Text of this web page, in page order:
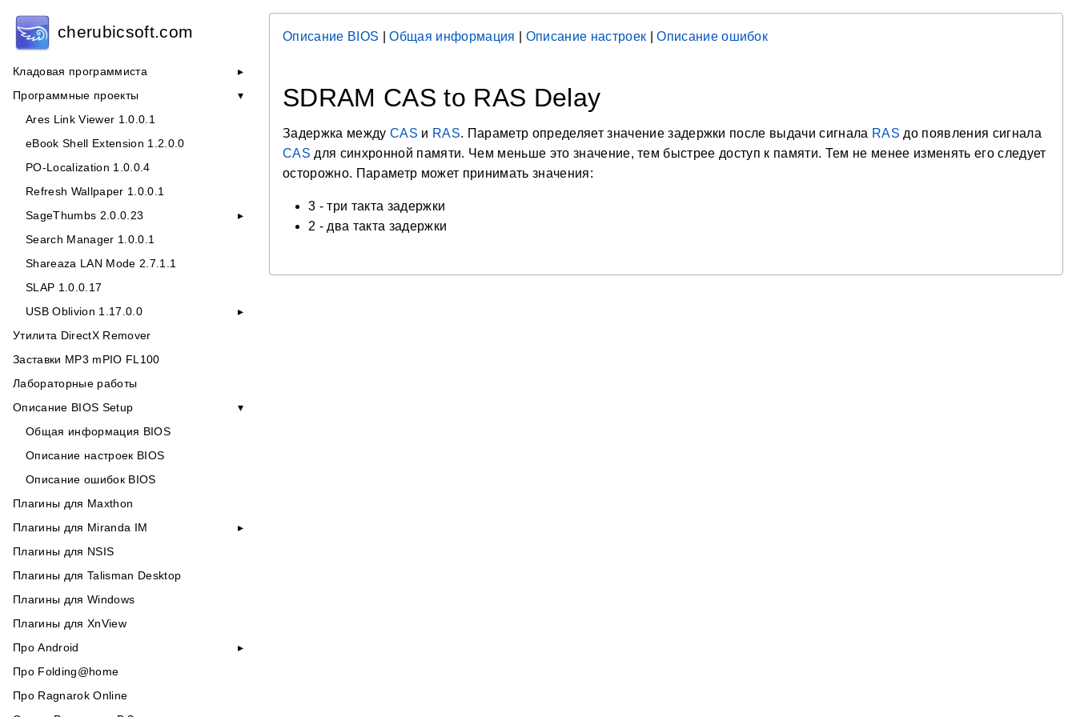
cherubicsoft.com
Кладовая программиста
Программные проекты
Ares Link Viewer 1.0.0.1
eBook Shell Extension 1.2.0.0
PO-Localization 1.0.0.4
Refresh Wallpaper 1.0.0.1
SageThumbs 2.0.0.23
Search Manager 1.0.0.1
Shareaza LAN Mode 2.7.1.1
SLAP 1.0.0.17
USB Oblivion 1.17.0.0
Утилита DirectX Remover
Заставки MP3 mPIO FL100
Лабораторные работы
Описание BIOS Setup
Общая информация BIOS
Описание настроек BIOS
Описание ошибок BIOS
Плагины для Maxthon
Плагины для Miranda IM
Плагины для NSIS
Плагины для Talisman Desktop
Плагины для Windows
Плагины для XnView
Про Android
Про Folding@home
Про Ragnarok Online
Описание BIOS |Общая информация Описание настроек |Описание ошибок
SDRAM CAS to RAS Delay
Задержка между CAS и RAS. Параметр определяет значение задержки после выдачи сигнала RAS до появления сигнала
CAS для синхронной памяти. Чем меньше это значение, тем быстрее доступ к памяти. Тем не менее изменять его следует
осторожно. Параметр может принимать значения:
3 - три такта задержки
2 - два такта задержки